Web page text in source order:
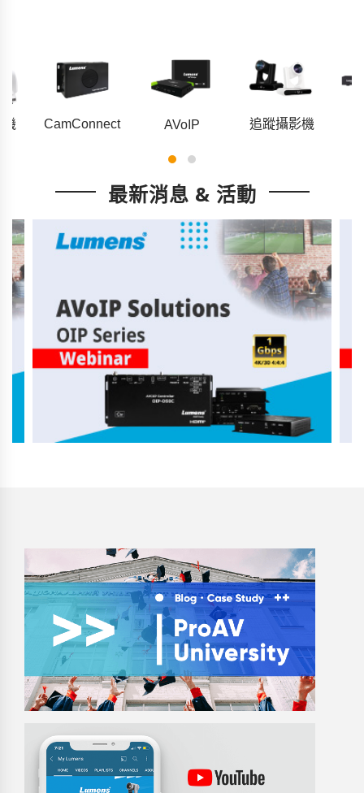
機 CamConnect AVoIP 追蹤攝影機
最新消息 & 活動